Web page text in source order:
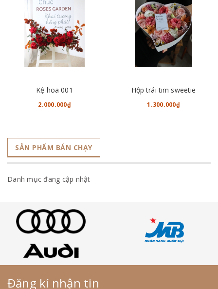
Kệ hoa 001
2.000.000₫
Hộp trái tim sweetie
1.300.000₫
SẢN PHẨM BÁN CHẠY
Danh mục đang cập nhật
Đăng kí nhận tin